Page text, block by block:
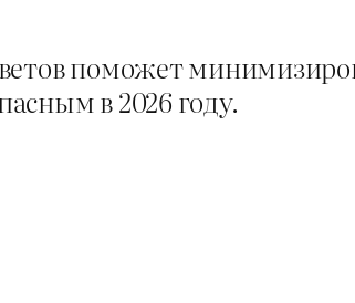
поможет
в 2026 году.